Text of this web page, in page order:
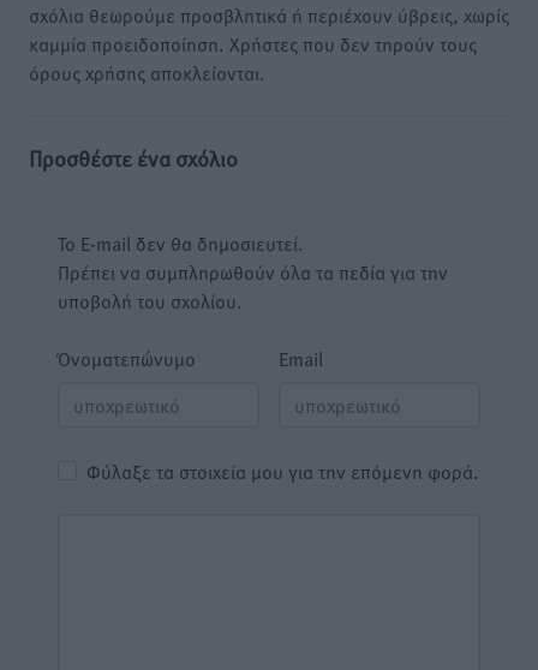
σχόλια θεωρούμε προσβλητικά ή περιέχουν ύβρεις, χωρίς
καμμία προειδοποίηση. Χρήστες που δεν τηρούν τους
όρους χρήσης αποκλείονται.
Προσθέστε ένα σχόλιο
Το E-mail δεν θα δημοσιευτεί.
Πρέπει να συμπληρωθούν όλα τα πεδία για την
υποβολή του σχολίου.
Όνοματεπώνυμο Email
Φύλαξε τα στοιχεία μου για την επόμενη φορά.